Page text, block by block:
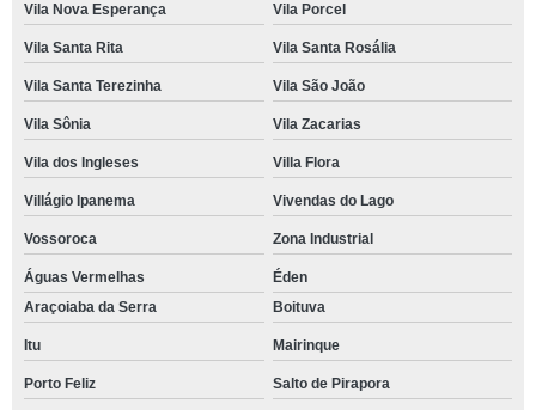
Vila Nova Esperança Vila Porcel
Vila Santa Rita Vila Santa Rosália
Vila Santa Terezinha Vila São João
Vila Sônia Vila Zacarias
Vila dos Ingleses Villa Flora
Villágio Ipanema Vivendas do Lago
Vossoroca Zona Industrial
Águas Vermelhas
Éden
Araçoiaba da Serra
Boituva
Itu Mairinque
Porto Feliz Salto de Pirapora